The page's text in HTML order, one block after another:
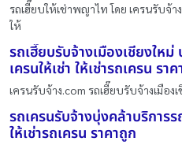
รถเฮี๊ยบให้เช่าพญาไท โดย เครนรับจ้า
ให้
รถเฮี๊ยบรับจ้างเมืองเชียงใหม่
เครนให้เช่า ให้เช่ารถเครน รา
เครนรับจ้าง.com รถเฮี๊ยบรับจ้างเมือง
รถเครนรับจ้างบุ่งคล้าบริการร
ให้เช่ารถเครน ราคาถูก